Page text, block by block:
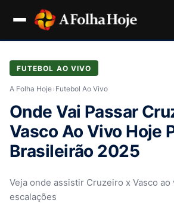
FUTEBOL AO VIVO
A Folha Hoje› Futebol Ao Vivo
Onde Vai Passar
Vasco Ao Vivo Hoje
Brasileirão 2025
Veja onde assistir Cruzeiro x Vasco
escalações